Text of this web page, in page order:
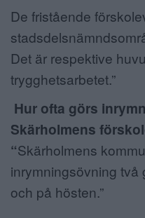
De fristående
Det är respektive
trygghetsarbetet.”
Hur ofta görs
Skärholmens
“Skärholmens
inrymningsövning två
och på hösten.”